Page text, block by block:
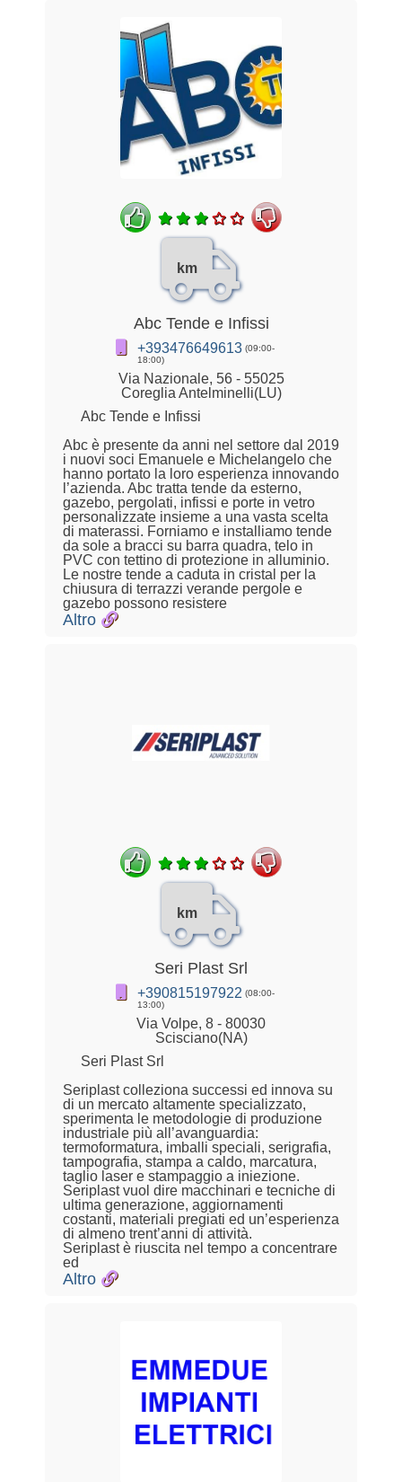
km
Abc Tende e Infissi
+393476649613 (09:00-
18:00)
Via Nazionale, 56 - 55025
Coreglia Antelminelli(LU)
Abc Tende e Infissi
Abc è presente da anni nel settore dal 2019
i nuovi soci Emanuele e Michelangelo che
hanno portato la loro esperienza innovando
l’azienda. Abc tratta tende da esterno,
gazebo, pergolati, infissi e porte in vetro
personalizzate insieme a una vasta scelta
di materassi. Forniamo e installiamo tende
da sole a bracci su barra quadra, telo in
PVC con tettino di protezione in alluminio.
Le nostre tende a caduta in cristal per la
chiusura di terrazzi verande pergole e
gazebo possono resistere
Altro
km
Seri Plast Srl
+390815197922 (08:00-
13:00)
Via Volpe, 8 - 80030
Scisciano(NA)
Seri Plast Srl
Seriplast colleziona successi ed innova su
di un mercato altamente specializzato,
sperimenta le metodologie di produzione
industriale più all’avanguardia:
termoformatura, imballi speciali, serigrafia,
tampografia, stampa a caldo, marcatura,
taglio laser e stampaggio a iniezione.
Seriplast vuol dire macchinari e tecniche di
ultima generazione, aggiornamenti
costanti, materiali pregiati ed un’esperienza
di almeno trent’anni di attività.
Seriplast è riuscita nel tempo a concentrare
ed
Altro